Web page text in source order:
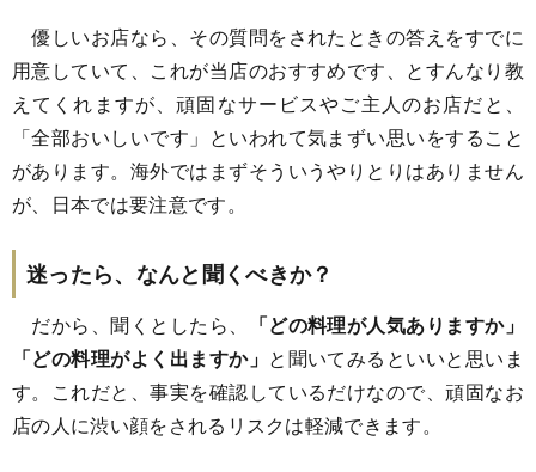
優しいお店なら、その質問をされたときの答えをすでに
用意していて、これが当店のおすすめです、とすんなり教
えてくれますが、頑固なサービスやご主人のお店だと、
「全部おいしいです」といわれて気まずい思いをすること
があります。海外ではまずそういうやりとりはありません
が、日本では要注意です。
迷ったら、なんと聞くべきか？
だから、聞くとしたら、
「どの料理が人気ありますか」
「どの料理がよく出ますか」 と聞いてみるといいと思いま
す。これだと、事実を確認しているだけなので、頑固なお
店の人に渋い顔をされるリスクは軽減できます。